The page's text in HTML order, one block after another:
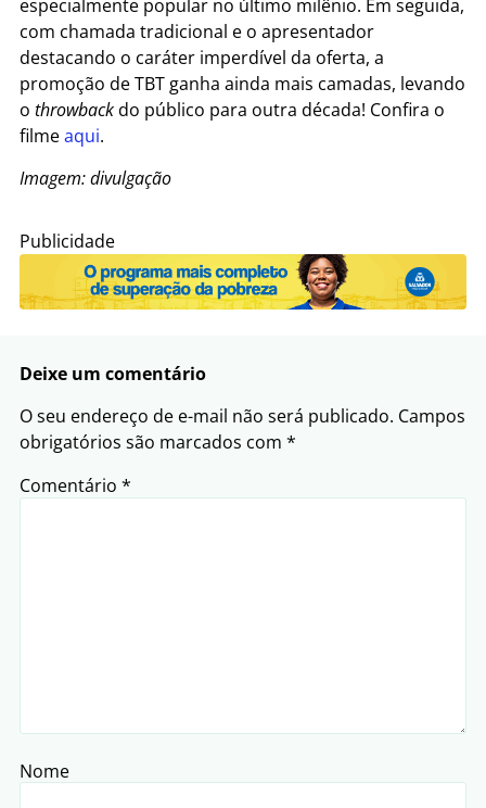
especialmente popular no último milênio. Em seguida,
com chamada tradicional e o apresentador
destacando o caráter imperdível da oferta, a
promoção de TBT ganha ainda mais camadas, levando
o throwbackdo público para outra década! Confira o
filmeaqui.
Imagem: divulgação
Publicidade
Deixe um comentário
O seu endereço de e-mail não será publicado. Campos
obrigatórios são marcados com *
Comentário *
Nome